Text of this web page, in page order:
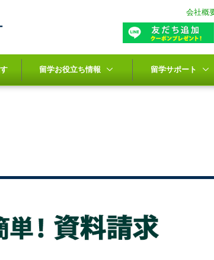
会社概
留学お役立ち情報 留学サポート